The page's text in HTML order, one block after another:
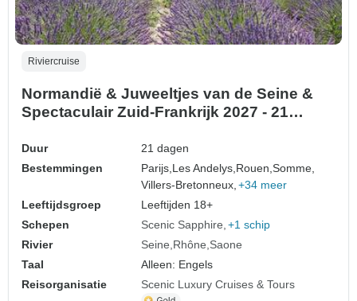
Riviercruise
Normandië & Juweeltjes van de Seine &
Spectaculair Zuid-Frankrijk 2027 - 21
Duur
21 dagen
Bestemmingen
Parijs,Les Andelys,Rouen,Somme,
Villers-Bretonneux, +34 meer
Leeftijdsgroep
Leeftijden 18+
Schepen
Scenic Sapphire +1 schip
Rivier
Seine Rhône Saone
Taal
Alleen: Engels
Reisorganisatie
Scenic Luxury Cruises & Tours